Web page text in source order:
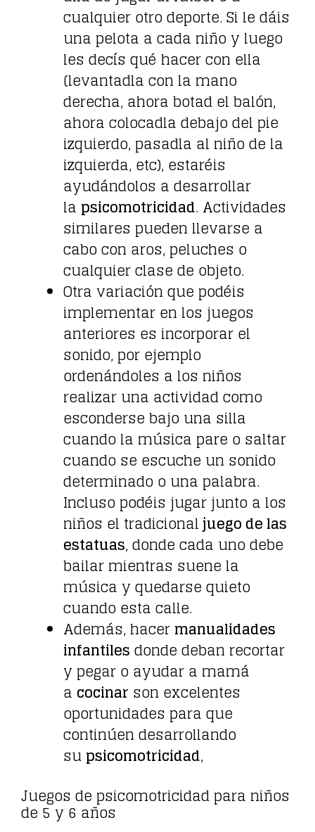
cualquier otro deporte. Si le dáis
una pelota a cada niño y luego
les decís qué hacer con ella
(levantadla con la mano
derecha, ahora botad el balón,
ahora colocadla debajo del pie
izquierdo, pasadla al niño de la
izquierda, etc), estaréis
ayudándolos a desarrollar
la psicomotricidad. Actividades
similares pueden llevarse a
cabo con aros, peluches o
cualquier clase de objeto.
Otra variación que podéis
implementar en los juegos
anteriores es incorporar el
sonido, por ejemplo
ordenándoles a los niños
realizar una actividad como
esconderse bajo una silla
cuando la música pare o saltar
cuando se escuche un sonido
determinado o una palabra.
Incluso podéis jugar junto a los
niños el tradicionaljuego de las
estatuas, donde cada uno debe
bailar mientras suene la
música y quedarse quieto
cuando esta calle.
Además, hacermanualidades
infantilesdonde deban recortar
y pegar o ayudar a mamá
a cocinar son excelentes
oportunidades para que
continúen desarrollando
supsicomotricidad,
Juegos de psicomotricidad para niños
de 5 y 6 años